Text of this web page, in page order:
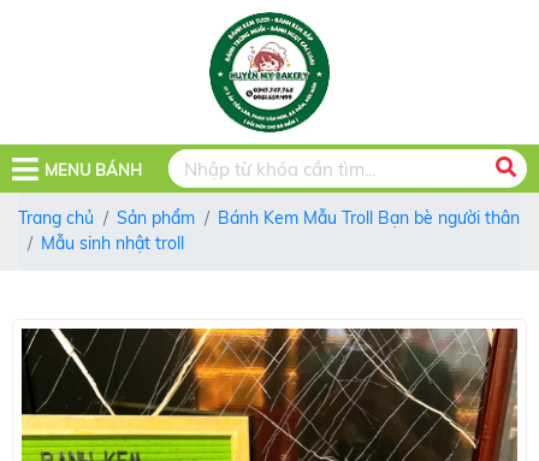
MENU BÁNH
Trang chủ Sản phẩm
Bánh Kem Mẫu Troll Bạn bè người thân
Mẫu sinh nhật troll